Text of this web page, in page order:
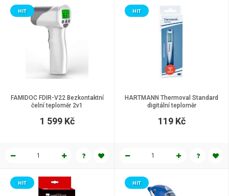
FAMIDOC FDIR-V22 Bezkontaktní
čelní teploměr 2v1
HIT
1 599 Kč
HARTMANN Thermoval Standard
digitální teploměr
HIT
119 Kč
HIT HIT